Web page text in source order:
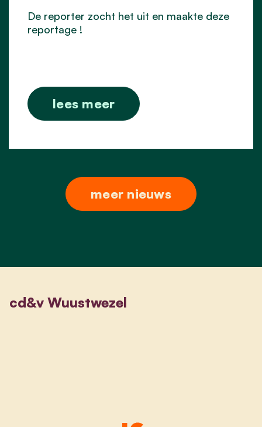
De reporter zocht het uit en maakte deze
reportage !
lees meer
meer nieuws
cd&v Wuustwezel